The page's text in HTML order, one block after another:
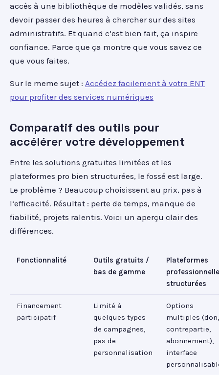
accès à une bibliothèque de modèles validés, sans
devoir passer des heures à chercher sur des sites
administratifs. Et quand c’est bien fait, ça inspire
confiance. Parce que ça montre que vous savez ce
que vous faites.
Sur le meme sujet : Accédez facilement à votre ENT
pour profiter des services numériques
Comparatif des outils pour
accélérer votre développement
Entre les solutions gratuites limitées et les
plateformes pro bien structurées, le fossé est large.
Le problème ? Beaucoup choisissent au prix, pas à
l’efficacité. Résultat : perte de temps, manque de
fiabilité, projets ralentis. Voici un aperçu clair des
différences.
Fonctionnalité
Outils gratuits /
bas de gamme
Plateformes
structurées
Financement
participatif
Limité à
quelques types
de campagnes,
pas de
personnalisation
Options
multiples (don,
contrepartie,
abonnement),
interface